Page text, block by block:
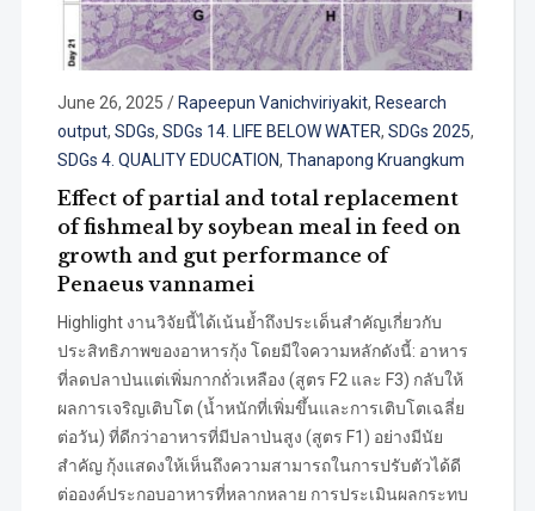
June 26, 2025 / Rapeepun Vanichviriyakit, Research
output, SDGs, SDGs 14. LIFE BELOW WATER, SDGs 2025,
SDGs 4. QUALITY EDUCATION, Thanapong Kruangkum
Effect of partial and total replacement
of fishmeal by soybean meal in feed on
growth and gut performance of
Penaeus vannamei
Highlight งานวิจัยนี้ได้เน้นย้ำถึงประเด็นสำคัญเกี่ยวกับ
ประสิทธิภาพของอาหารกุ้ง โดยมีใจความหลักดังนี้: อาหาร
ที่ลดปลาป่นแต่เพิ่มกากถั่วเหลือง (สูตร F2 และ F3) กลับให้
ผลการเจริญเติบโต (น้ำหนักที่เพิ่มขึ้นและการเติบโตเฉลี่ย
ต่อวัน) ที่ดีกว่าอาหารที่มีปลาป่นสูง (สูตร F1) อย่างมีนัย
สำคัญ กุ้งแสดงให้เห็นถึงความสามารถในการปรับตัวได้ดี
ต่อองค์ประกอบอาหารที่หลากหลาย การประเมินผลกระทบ